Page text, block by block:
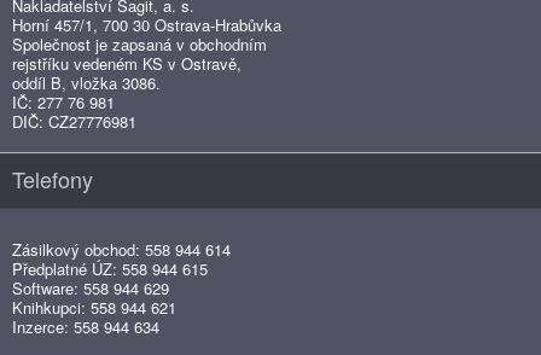
Nakladatelství Sagit, a. s.
Horní 457/1, 700 30 Ostrava-Hrabůvka
Společnost je zapsaná v obchodním
rejstříku vedeném KS v Ostravě,
oddíl B, vložka 3086.
IČ: 277 76 981
DIČ: CZ27776981
Telefony
Zásilkový obchod: 558 944 614
Předplatné ÚZ: 558 944 615
Software: 558 944 629
Knihkupci: 558 944 621
Inzerce: 558 944 634